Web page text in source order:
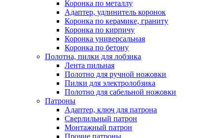
Коронка по металлу
Адаптер, удлинитель коронок
Коронка по керамике, граниту
Коронка по кирпичу
Коронка универсальная
Коронка по бетону
Полотна, пилки для лобзика
Лента пильная
Полотно для ручной ножовки
Пилки для электролобзика
Полотно для сабельной ножовки
Патроны
Адаптер, ключ для патрона
Сверлильный патрон
Монтажный патрон
Прочие патроны